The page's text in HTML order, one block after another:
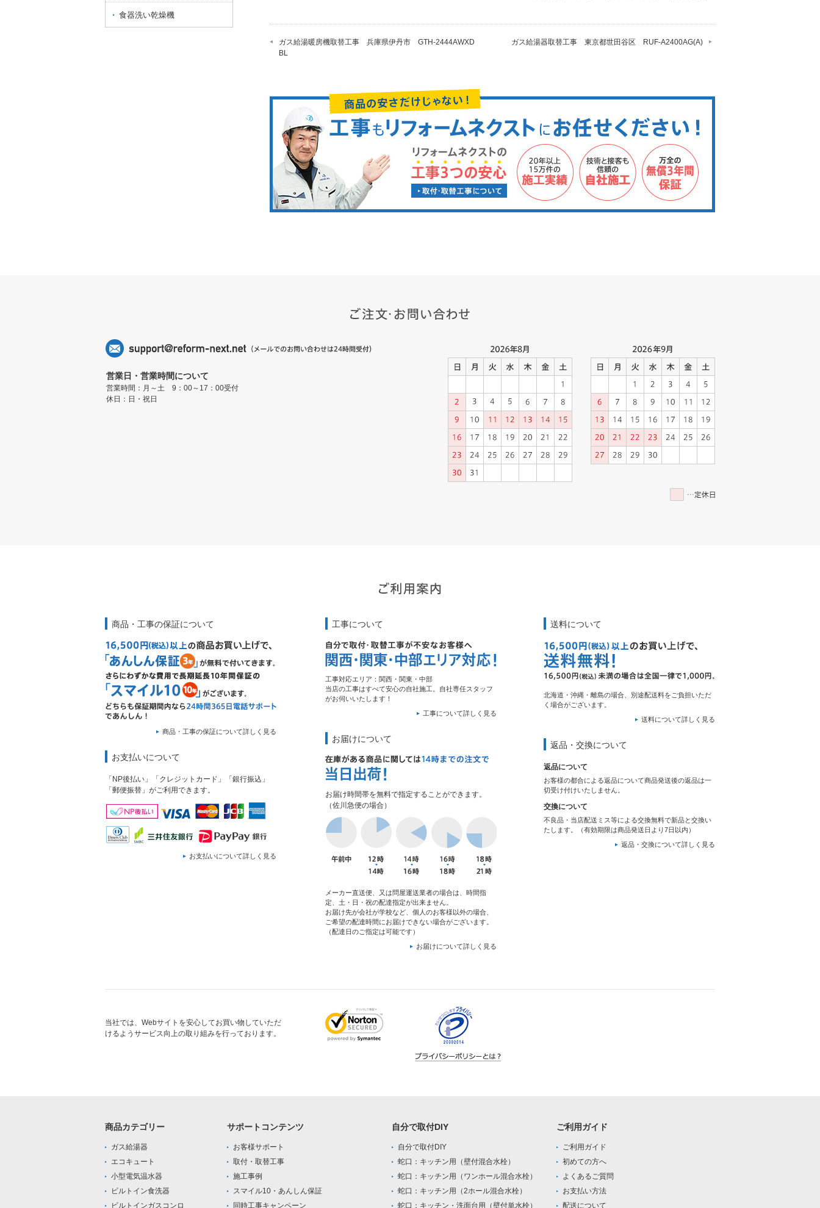
ガス給湯暖房機取替工事 兵庫県伊丹市 GTH-2444AWXD
BL
ガス給湯器取替工事 東京都世田谷区 RUF-A2400AG(A)
食器洗い乾燥機
営業日・営業時間について
営業時間：月～土 9：00～17：00受付
休日：日・祝日
商品・工事の保証について
商品・工事の保証について詳しく見る
お支払いについて
「NP後払い」「クレジットカード」「銀行振込」
「郵便振替」がご利用できます。
お支払いについて詳しく見る
工事について
工事対応エリア：関西・関東・中部
当店の工事はすべて安心の自社施工。自社専任スタッフ
がお伺いいたします！
工事について詳しく見る
お届けについて
お届け時間帯を無料で指定することができます。
（佐川急便の場合）
メーカー直送便、又は問屋運送業者の場合は、時間指
定、土・日・祝の配達指定が出来ません。
お届け先が会社が学校など、個人のお客様以外の場合、
ご希望の配達時間にお届けできない場合がございます。
（配達日のご指定は可能です）
お届けについて詳しく見る
送料について
北海道・沖縄・離島の場合、別途配送料をご負担いただ
く場合がございます。
送料について詳しく見る
返品・交換について
返品について
お客様の都合による返品について商品発送後の返品は一
切受け付けいたしません。
交換について
不良品・当店配送ミス等による交換無料で新品と交換い
たします。（有効期限は商品発送日より7日以内）
返品・交換について詳しく見る
当社では、Webサイトを安心してお買い物していただ
けるようサービス向上の取り組みを行っております。
商品カテゴリー
ガス給湯器
エコキュート
小型電気温水器
ビルトイン食洗器
ビルトインガスコンロ
サポートコンテンツ
お客様サポート
取付・取替工事
施工事例
スマイル10・あんしん保証
同時工事キャンペーン
自分で取付DIY
自分で取付DIY
蛇口：キッチン用（壁付混合水栓）
蛇口：キッチン用（ワンホール混合水栓）
蛇口：キッチン用（2ホール混合水栓）
蛇口：キッチン・洗面台用（壁付単水栓）
ご利用ガイド
ご利用ガイド
初めての方へ
よくあるご質問
お支払い方法
配送について